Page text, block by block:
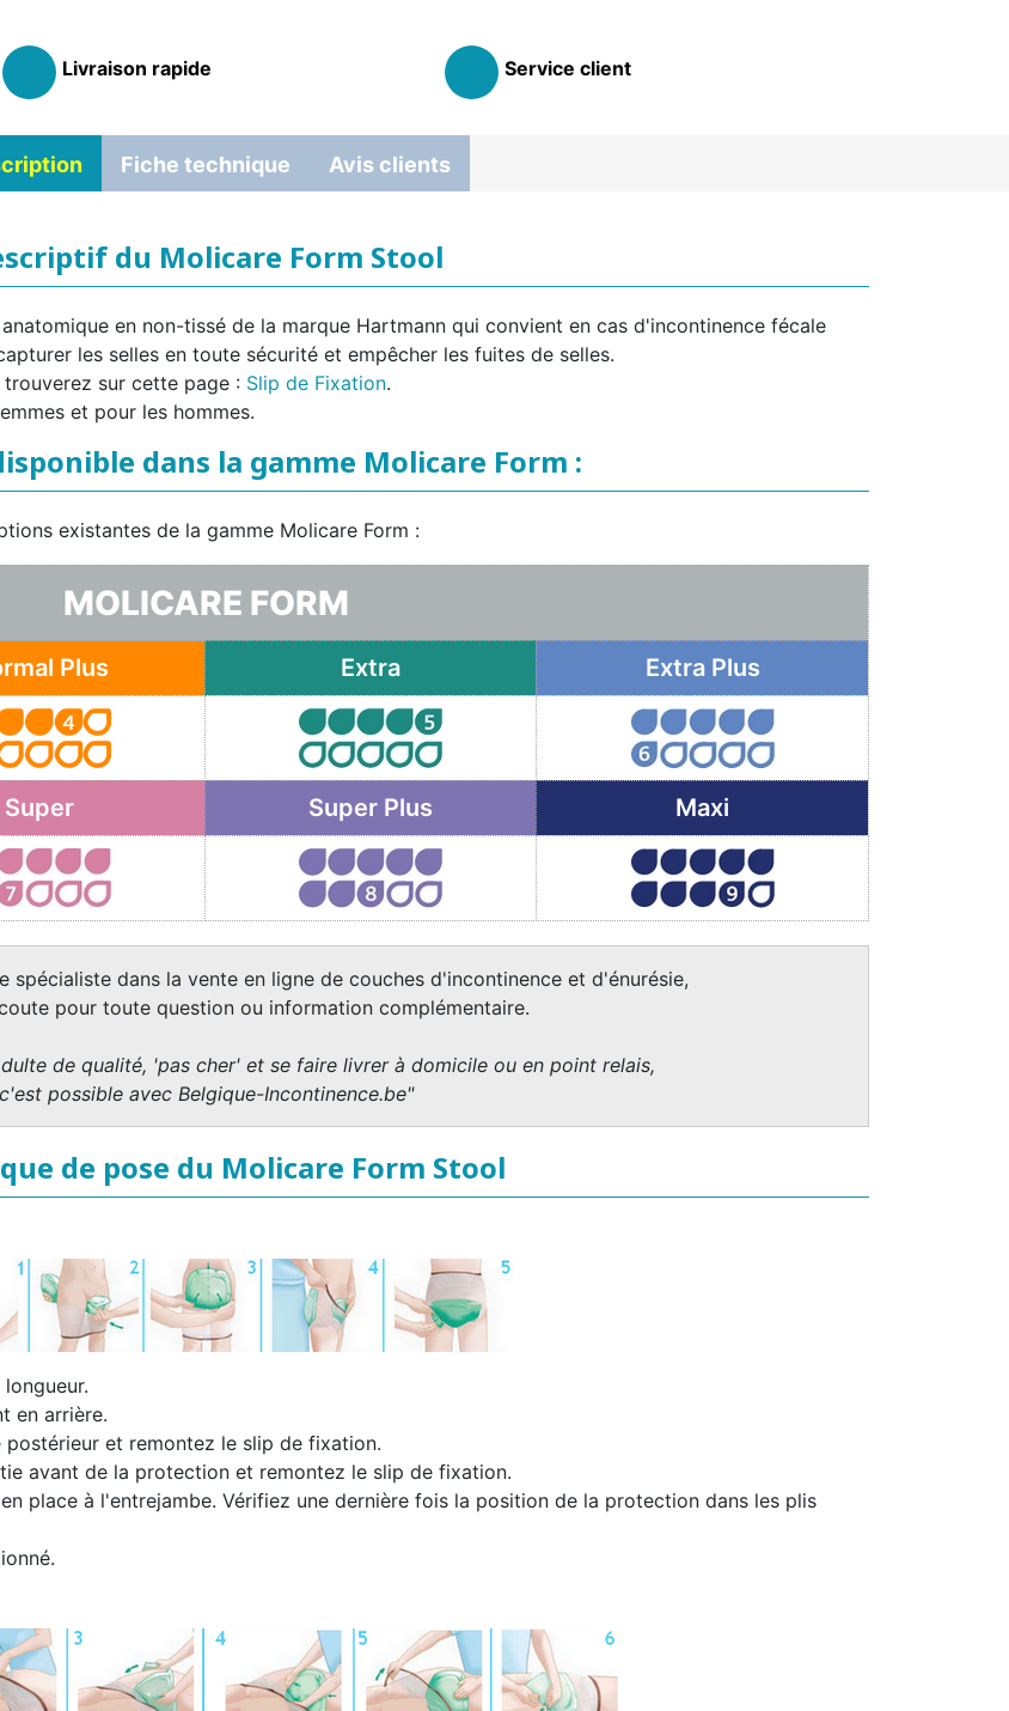
Livraison rapide Service client
Fiche technique Avis clients
du Molicare Form Stool
en non-tissé de la marque Hartmann qui convient en cas d'incontinence fécale
les selles en toute sécurité et empêcher les fuites de selles.
sur cette page : Slip de Fixation.
et pour les hommes.
dans la gamme Molicare Form :
existantes de la gamme Molicare Form :
MOLICARE FORM
Plus Extra Extra Plus
Super Super Plus Maxi
spécialiste dans la vente en ligne de couches d'incontinence et d'énurésie,
pour toute question ou information complémentaire.
de qualité, 'pas cher' et se faire livrer à domicile ou en point relais,
c'est possible avec Belgique-Incontinence.be"
de pose du Molicare Form Stool
en arrière.
et remontez le slip de fixation.
avant de la protection et remontez le slip de fixation.
place à l'entrejambe. Vérifiez une dernière fois la position de la protection dans les plis